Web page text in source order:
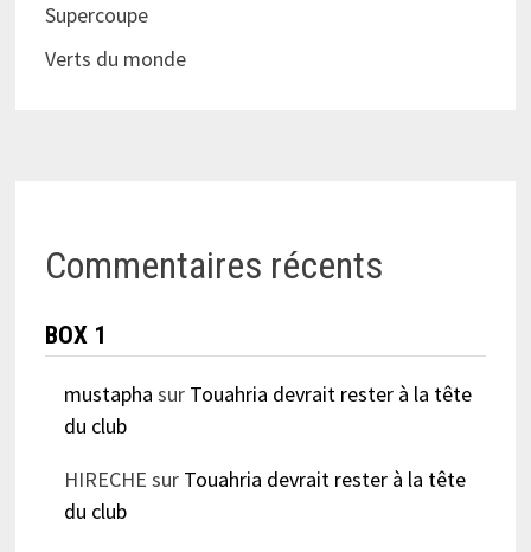
Supercoupe
Verts du monde
Commentaires récents
BOX 1
mustapha sur Touahria devrait rester à la tête
du club
HIRECHE sur Touahria devrait rester à la tête
du club